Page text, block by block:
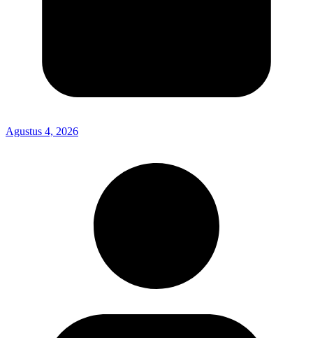
Agustus 4, 2026